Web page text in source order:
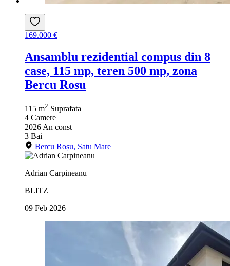
169.000 €
Ansamblu rezidential compus din 8
case, 115 mp, teren 500 mp, zona
Bercu Rosu
115 m2 Suprafata
4 Camere
2026 An const
3 Bai
Bercu Roșu, Satu Mare
Adrian Carpineanu
BLITZ
09 Feb 2026